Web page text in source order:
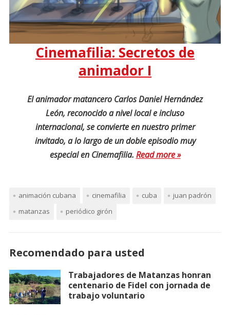
Cinemafilia: Secretos de
animador I
El animador matancero Carlos Daniel Hernández
León, reconocido a nivel local e incluso
internacional, se convierte en nuestro primer
invitado, a lo largo de un doble episodio muy
especial en Cinemafilia. Read more »
animación cubana cinemafilia cuba
juan padrón
matanzas
periódico girón
Recomendado para usted
Trabajadores de Matanzas honran
centenario de Fidel con jornada de
trabajo voluntario